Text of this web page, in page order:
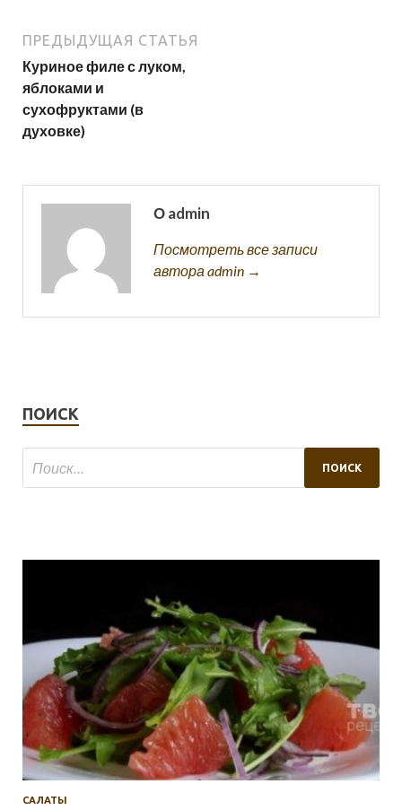
ПРЕДЫДУЩАЯ СТАТЬЯ
Куриное филе с луком,
яблоками и
сухофруктами (в
духовке)
О admin
Посмотреть все записи
автора admin →
ПОИСК
САЛАТЫ